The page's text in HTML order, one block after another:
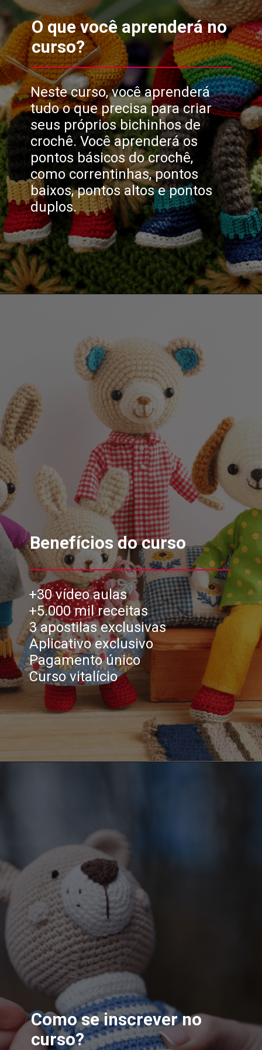
O que você aprenderá no
curso?
Neste curso, você aprenderá
tudo o que precisa para criar
seus próprios bichinhos de
crochê. Você aprenderá os
pontos básicos do crochê,
como correntinhas, pontos
baixos, pontos altos e pontos
duplos.
Benefícios do curso
+30 vídeo aulas
+5.000 mil receitas
3 apostilas exclusivas
Aplicativo exclusivo
Pagamento único
Curso vitalício
Como se inscrever no
curso?